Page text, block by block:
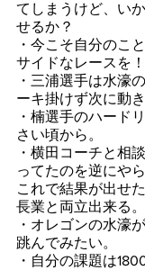
てしまうけど、い
せるか？
・今こそ自分のこ
サイドなレースを！
・三浦選手は水濠
ーキ掛けず次に動
・楠選手のハード
さい頃から。
・横田コーチと相
ってたのを逆にや
これで結果が出せ
長業と両立出来る。
・オレゴンの水濠
跳んでみたい。
・自分の課題は